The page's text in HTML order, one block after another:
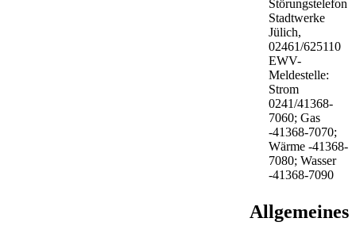
Störungstelefon
Stadtwerke
Jülich,
02461/625110
EWV-
Meldestelle:
Strom
0241/41368-
7060; Gas
-41368-7070;
Wärme -41368-
7080; Wasser
-41368-7090
Allgemeines